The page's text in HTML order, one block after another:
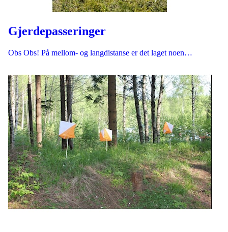
Gjerdepasseringer
Obs Obs! På mellom- og langdistanse er det laget noen…